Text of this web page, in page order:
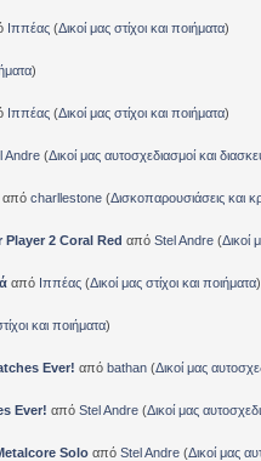
Ιππέας(Δικοί μας στίχοι και ποιήματα)
)
Ιππέας(Δικοί μας στίχοι και ποιήματα)
Andre(Δικοί μας αυτοσχεδιασμοί και
charllestone(Δισκοπαρουσιάσεις και
2 Coral Red από Stel Andre(Δικοί
από Ιππέας(Δικοί μας στίχοι και ποιήματα)
και ποιήματα)
Ever! από bathan(Δικοί μας
Ever! από Stel Andre(Δικοί μας
Solo από Stel Andre(Δικοί μας